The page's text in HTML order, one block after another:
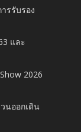
รรับรอง
และ
2026
นออกเดิน